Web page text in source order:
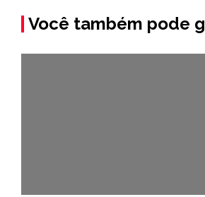
Você também pode